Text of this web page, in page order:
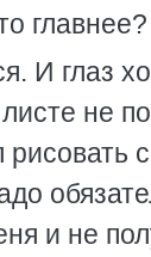
И глаз
не
и не